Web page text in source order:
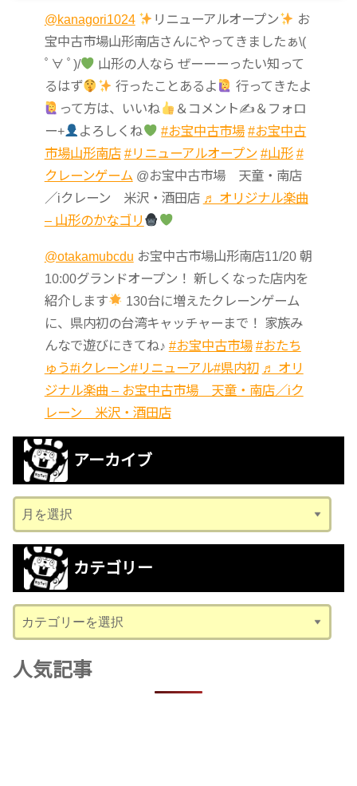
@kanagori1024 リニューアルオープン
お
宝中古市場山形南店さんにやってきましたぁ\(
ﾟ∀ ﾟ)/
山形の人なら ぜーーーったい知って
るはず
行ったことあるよ
行ってきたよ
って方は、いいね
＆コメント✍ ＆フォロ
ー+
よろしくね #お宝中古市場 #お宝中古
市場山形南店 #リニューアルオープン #山形 #
クレーンゲーム @お宝中古市場 天童・南店
／iクレーン 米沢・酒田店 ♬ オリジナル楽曲
– 山形のかなゴリ
@otakamubcdu お宝中古市場山形南店11/20 朝
10:00グランドオープン！ 新しくなった店内を
紹介します
130台に増えたクレーンゲーム
に、県内初の台湾キャッチャーまで！ 家族み
んなで遊びにきてね♪ #お宝中古市場 #おたち
ゅう#iクレーン#リニューアル#県内初 ♬ オリ
ジナル楽曲 – お宝中古市場 天童・南店／iク
レーン 米沢・酒田店
アーカイブ
ー
カ
ブ
カテゴリー
テ
ゴ
リ
人気記事